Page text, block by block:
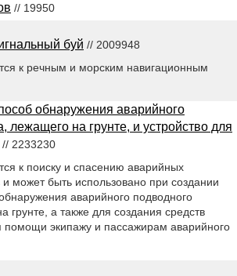
// 19950
буй // 2009948
к речным и морским навигационным
обнаружения аварийного
лежащего на грунте, и устройство для
// 2233230
к поиску и спасению аварийных
может быть использовано при создании
аварийного подводного
грунте, а также для создания средств
помощи экипажу и пассажирам аварийного